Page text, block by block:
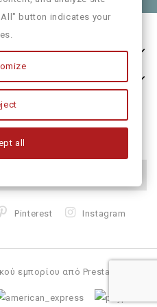
of form humour or
Pinterest Instagram
εμπορίου από PrestaShop™
button indicates your
all